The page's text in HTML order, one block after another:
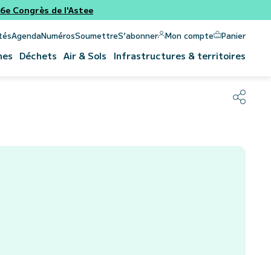
Congrès de l'Astee
AgendaNumérosSoumettreS’abonner Mon compte Panier
Déchets Air & Sols Infrastructures & territoires